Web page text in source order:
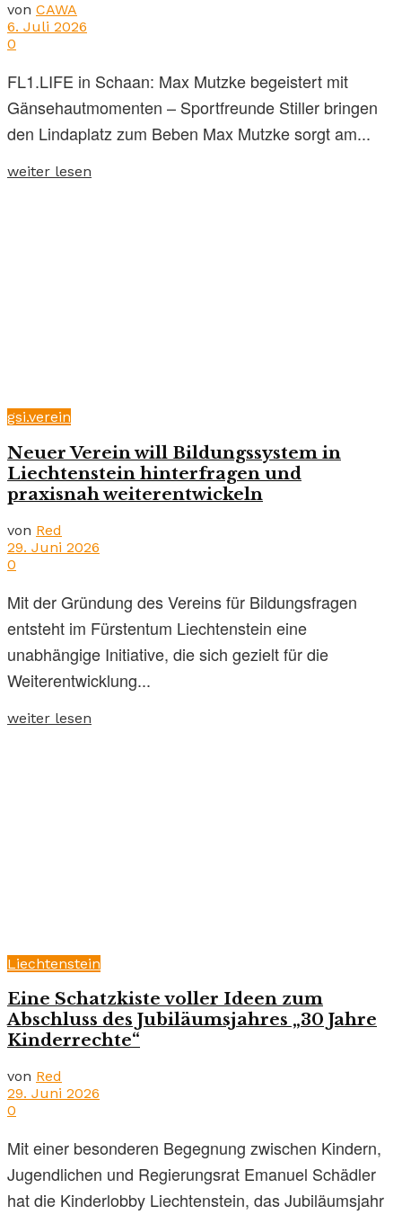
von CAWA
6. Juli 2026
0
FL1.LIFE in Schaan: Max Mutzke begeistert mit
Gänsehautmomenten – Sportfreunde Stiller bringen
den Lindaplatz zum Beben Max Mutzke sorgt am...
weiter lesen
gsi.verein
Neuer Verein will Bildungssystem in
Liechtenstein hinterfragen und
praxisnah weiterentwickeln
von Red
29. Juni 2026
0
Mit der Gründung des Vereins für Bildungsfragen
entsteht im Fürstentum Liechtenstein eine
unabhängige Initiative, die sich gezielt für die
Weiterentwicklung...
weiter lesen
Liechtenstein
Eine Schatzkiste voller Ideen zum
Abschluss des Jubiläumsjahres „30 Jahre
Kinderrechte“
von Red
29. Juni 2026
0
Mit einer besonderen Begegnung zwischen Kindern,
Jugendlichen und Regierungsrat Emanuel Schädler
hat die Kinderlobby Liechtenstein, das Jubiläumsjahr